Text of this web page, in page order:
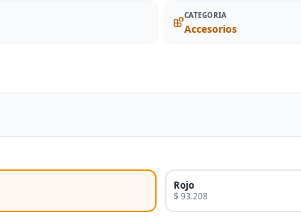
CATEGORIA
Accesorios
Rojo
$ 93.208